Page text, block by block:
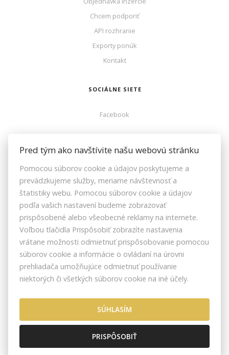
Chcem podporiť
API rozhranie
Exporty ponúk
Kontakt
SOCIÁLNE SIETE
Facebook
Facebook
Instagram
Youtube
ZRKS | ZDRUŽENIE REALITNÝCH KANCELÁRIÍ SLOVENSKA © 2026
BOSÁKOVA 7, 851 04 BRATISLAVA, SLOVENSKO
NASTAVENIE COOKIES
Pred tým ako navštívite našu webovú stránku
Pomocou súborov cookie a údajov poskytujeme a
prevádzkujeme služby, meriame návštevnosť a
štatistiky webu. Pomocou súborov cookie a údajov
podľa vašich nastavení budeme zobrazovať
prispôsobené alebo všeobecné reklamy na internete.
Voľbou tlačidla Prispôsobiť zobrazíte nastavenia
vrátane možnosti odmietnuť prispôsobovanie pomocou
súborov cookie a informácie o ovládaní na úrovni
prehliadača umožňujúce odmietnuť používanie
niektorých či všetkých súborov cookie na iné účely.
SÚHLASÍM
PRISPÔSOBIŤ